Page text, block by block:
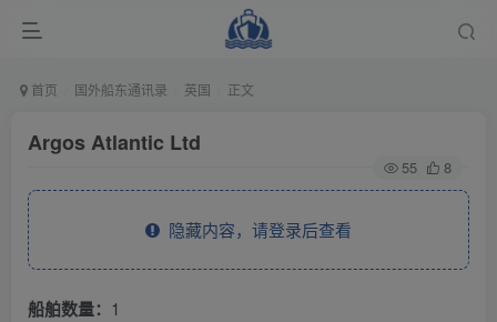
首页 国外船东通讯录 英国 正文
Argos Atlantic Ltd
55 8
隐藏内容，请登录后查看
船舶数量： 1